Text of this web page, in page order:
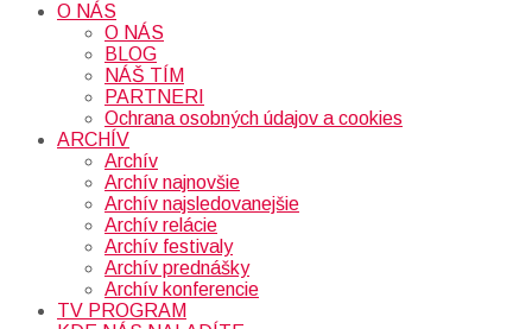
O NÁS
O NÁS
BLOG
NÁŠ TÍM
PARTNERI
Ochrana osobných údajov a cookies
ARCHÍV
Archív
Archív najnovšie
Archív najsledovanejšie
Archív relácie
Archív festivaly
Archív prednášky
Archív konferencie
TV PROGRAM